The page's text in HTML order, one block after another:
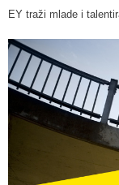
EY traži mlade i